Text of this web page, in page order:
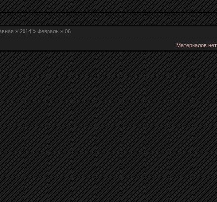
» 2014 » Февраль » 06
Материалов нет